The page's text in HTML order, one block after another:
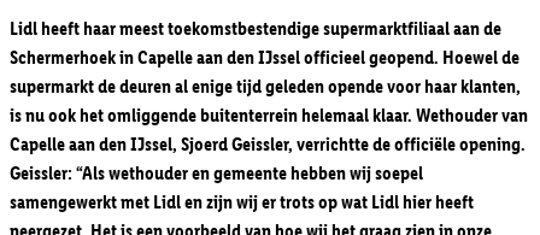
Lidl heeft haar meest toekomstbestendige supermarktfiliaal aan de
Schermerhoek in Capelle aan den IJssel officieel geopend. Hoewel de
supermarkt de deuren al enige tijd geleden opende voor haar klanten,
is nu ook het omliggende buitenterrein helemaal klaar. Wethouder van
Capelle aan den IJssel, Sjoerd Geissler, verrichtte de officiële opening.
Geissler: “Als wethouder en gemeente hebben wij soepel
samengewerkt met Lidl en zijn wij er trots op wat Lidl hier heeft
neergezet. Het is een voorbeeld van hoe wij het graag zien in onze